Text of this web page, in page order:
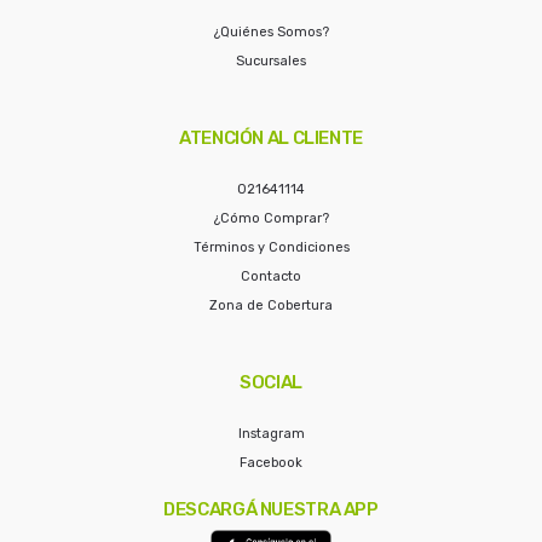
¿Quiénes Somos?
Sucursales
ATENCIÓN AL CLIENTE
021641114
¿Cómo Comprar?
Términos y Condiciones
Contacto
Zona de Cobertura
SOCIAL
Instagram
Facebook
DESCARGÁ NUESTRA APP